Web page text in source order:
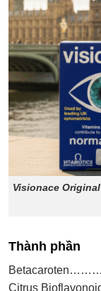
Visionace
Thành phần
Citrus